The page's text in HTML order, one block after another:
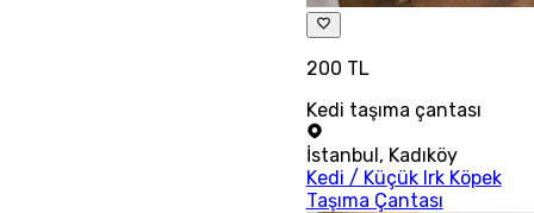
200 TL
Kedi taşıma çantası
İstanbul, Kadıköy
Kedi / Küçük Irk Köpek
Taşıma Çantası